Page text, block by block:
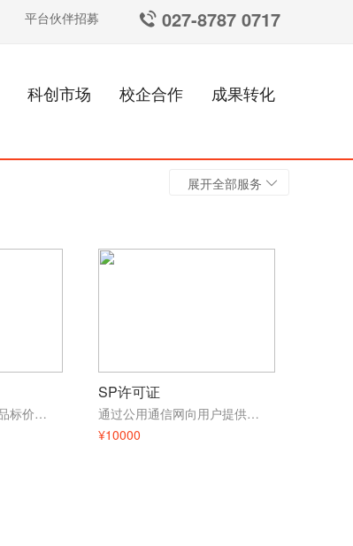
平台伙伴招募 027-8787 0717
科创市场 校企合作 成果转化
展开全部服务
增值电信业务，本产品标价并非成交价格，因地区和经营状况不同需要沟通，欢迎咨询顾问为您量身定制！
SP许可证
通过公用通信网向用户提供信息服务的业务，标价并非实际成交价格，欢迎咨询顾问沟通详情！
¥10000